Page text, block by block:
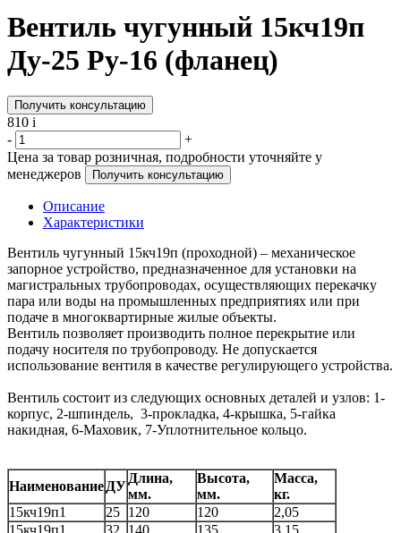
Вентиль чугунный 15кч19п
Ду-25 Ру-16 (фланец)
Получить консультацию
810 i
-
+
Цена за товар розничная, подробности уточняйте у
менеджеров
Получить консультацию
Описание
Характеристики
Вентиль чугунный 15кч19п (проходной) – механическое
запорное устройство, предназначенное для установки на
магистральных трубопроводах, осуществляющих перекачку
пара или воды на промышленных предприятиях или при
подаче в многоквартирные жилые объекты.
Вентиль позволяет производить полное перекрытие или
подачу носителя по трубопроводу. Не допускается
использование вентиля в качестве регулирующего устройства.
Вентиль состоит из следующих основных деталей и узлов: 1-
корпус, 2-шпиндель, 3-прокладка, 4-крышка, 5-гайка
накидная, 6-Маховик, 7-Уплотнительное кольцо.
Наименование ДУ
Длина,
мм.
Высота,
мм.
Масса,
кг.
15кч19п1
25 120 120
2,05
15кч19п1
32 140 135 3,15